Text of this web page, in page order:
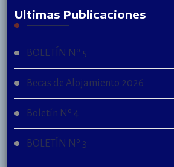
Ultimas Publicaciones
BOLETÍN Nº 5
Becas de Alojamiento 2026
Boletín Nº 4
BOLETÍN Nº 3